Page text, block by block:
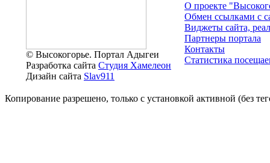
© Высокогорье. Портал Адыгеи
Разработка сайта Студия Хамелеон
Дизайн сайта Slav911
О проекте
Обмен ссылками c
Виджеты сайта,
Партнеры портала
Контакты
Статистика
Копирование разрешено, только с установкой активной (без